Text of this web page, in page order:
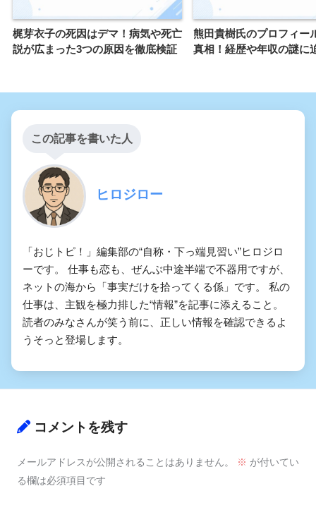
梶芽衣子の死因はデマ！病気や死亡
説が広まった3つの原因を徹底検証
熊田貴樹氏のプロフィー
真相！経歴や年収の謎に
この記事を書いた人
ヒロジロー
「おじトピ！」編集部の“自称・下っ端見習い”ヒロジロ
ーです。 仕事も恋も、ぜんぶ中途半端で不器用ですが、
ネットの海から「事実だけを拾ってくる係」です。 私の
仕事は、主観を極力排した“情報”を記事に添えること。
読者のみなさんが笑う前に、正しい情報を確認できるよ
うそっと登場します。
コメントを残す
メールアドレスが公開されることはありません。 ※ が付いてい
る欄は必須項目です